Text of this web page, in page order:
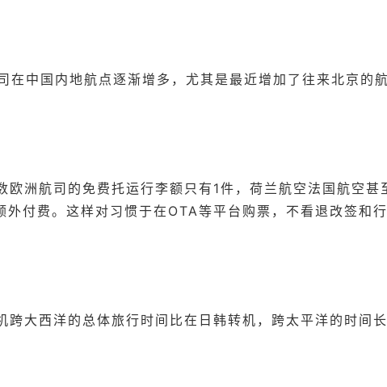
在中国内地航点逐渐增多，尤其是最近增加了往来北京的
欧洲航司的免费托运行李额只有1件，荷兰航空法国航空甚
外付费。这样对习惯于在OTA等平台购票，不看退改签和
跨大西洋的总体旅行时间比在日韩转机，跨太平洋的时间